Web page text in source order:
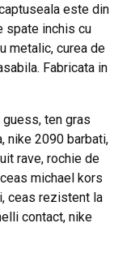
este din
spate inchis cu
metalic, curea de
Fabricata in
guess, ten gras
nike 2090 barbati,
rave, rochie de
michael kors
ceas rezistent la
contact, nike